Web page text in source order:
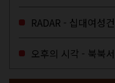
을 결
에
오후의 시각 - 북북